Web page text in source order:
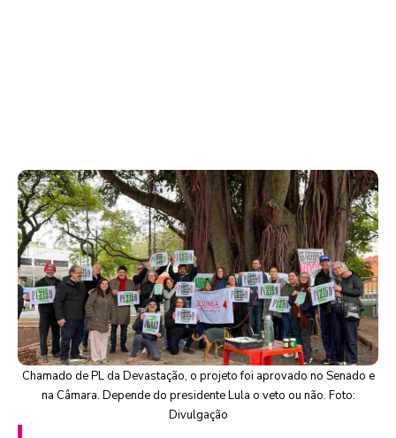
Chamado de PL da Devastação, o projeto foi aprovado no Senado e
na Câmara. Depende do presidente Lula o veto ou não. Foto:
Divulgação